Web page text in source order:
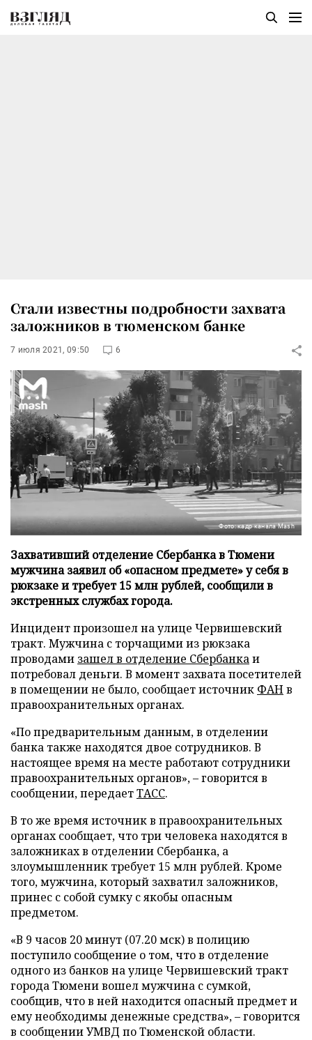
Стали известны подробности захвата
заложников в тюменском банке
7 июля 2021, 09:50 6
Фото: кадр канала Mash
Захвативший отделение Сбербанка в Тюмени
мужчина заявил об «опасном предмете» у себя в
рюкзаке и требует 15 млн рублей, сообщили в
экстренных службах города.
Инцидент произошел на улице Червишевский
тракт. Мужчина с торчащими из рюкзака
проводами зашел в отделение Сбербанкаи
потребовал деньги. В момент захвата посетителей
в помещении не было, сообщает источник ФАНв
правоохранительных органах.
«По предварительным данным, в отделении
банка также находятся двое сотрудников. В
настоящее время на месте работают сотрудники
правоохранительных органов», – говорится в
сообщении, передаетТАСС.
В то же время источник в правоохранительных
органах сообщает, что три человека находятся в
заложниках в отделении Сбербанка, а
злоумышленник требует 15 млн рублей. Кроме
того, мужчина, который захватил заложников,
принес с собой сумку с якобы опасным
предметом.
«В 9 часов 20 минут (07.20 мск) в полицию
поступило сообщение о том, что в отделение
одного из банков на улице Червишевский тракт
города Тюмени вошел мужчина с сумкой,
сообщив, что в ней находится опасный предмет и
ему необходимы денежные средства», – говорится
в сообщении УМВД по Тюменской области.